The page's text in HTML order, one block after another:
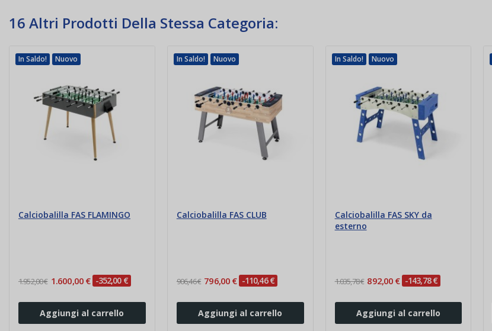
16 Altri Prodotti Della Stessa Categoria:
In Saldo! Nuovo
Calciobalilla FAS FLAMINGO
1.952,00 € 1.600,00 € -352,00 €
Aggiungi al carrello
In Saldo! Nuovo
Calciobalilla FAS CLUB
906,46 € 796,00 € -110,46 €
Aggiungi al carrello
In Saldo! Nuovo
Calciobalilla FAS SKY da
esterno
1.035,78 € 892,00 € -143,78 €
Aggiungi al carrello